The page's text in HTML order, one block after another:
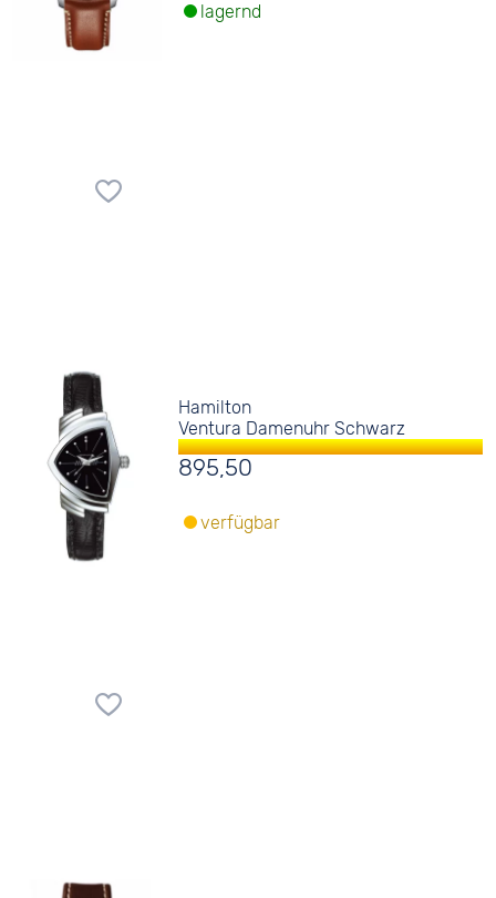
lagernd
Hamilton
Ventura Damenuhr Schwarz
895,50
verfügbar